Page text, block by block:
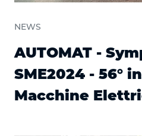
NEWS
AUTOMAT -
SME2024 - 56°
Macchine